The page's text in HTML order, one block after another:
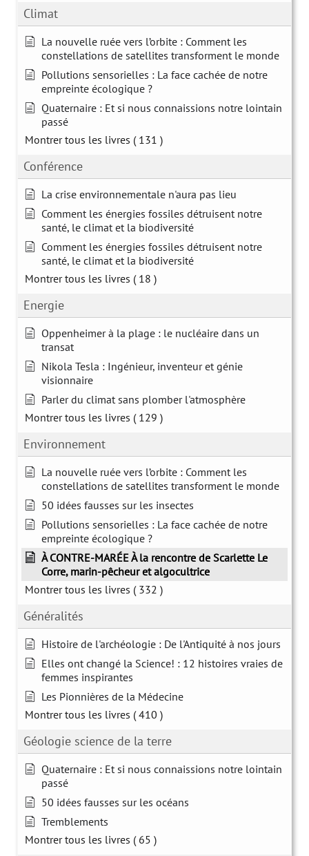
Climat
La nouvelle ruée vers l’orbite : Comment les
constellations de satellites transforment le monde
Pollutions sensorielles : La face cachée de notre
empreinte écologique ?
Quaternaire : Et si nous connaissions notre lointain
passé
Montrer tous les livres ( 131 )
Conférence
La crise environnementale n'aura pas lieu
Comment les énergies fossiles détruisent notre
santé, le climat et la biodiversité
Comment les énergies fossiles détruisent notre
santé, le climat et la biodiversité
Montrer tous les livres ( 18 )
Energie
Oppenheimer à la plage : le nucléaire dans un
transat
Nikola Tesla : Ingénieur, inventeur et génie
visionnaire
Parler du climat sans plomber l'atmosphère
Montrer tous les livres ( 129 )
Environnement
La nouvelle ruée vers l’orbite : Comment les
constellations de satellites transforment le monde
50 idées fausses sur les insectes
Pollutions sensorielles : La face cachée de notre
empreinte écologique ?
À CONTRE-MARÉE À la rencontre de Scarlette Le
Corre, marin-pêcheur et algocultrice
Montrer tous les livres ( 332 )
Généralités
Histoire de l'archéologie : De l'Antiquité à nos jours
Elles ont changé la Science! : 12 histoires vraies de
femmes inspirantes
Les Pionnières de la Médecine
Montrer tous les livres ( 410 )
Géologie science de la terre
Quaternaire : Et si nous connaissions notre lointain
passé
50 idées fausses sur les océans
Tremblements
Montrer tous les livres ( 65 )